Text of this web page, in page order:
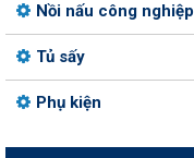
Nồi nấu công nghiệp
Tủ sấy
Phụ kiện